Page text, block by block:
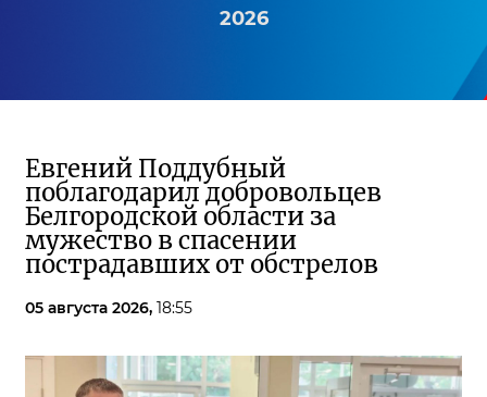
2026
Евгений Поддубный
поблагодарил добровольцев
Белгородской области за
мужество в спасении
пострадавших от обстрелов
05 августа 2026, 18:55